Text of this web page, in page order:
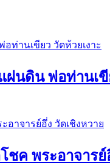
นดิน พ่อท่านเขี
ชค พระอาจารย์